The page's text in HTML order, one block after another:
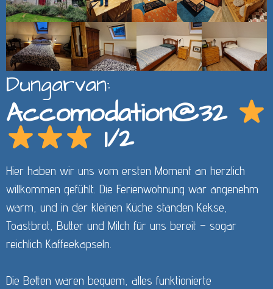
Dungarvan:
Accomodation@32
1/2
Hier haben wir uns vom ersten Moment an herzlich
willkommen gefühlt. Die Ferienwohnung war angenehm
warm, und in der kleinen Küche standen Kekse,
Toastbrot, Butter und Milch für uns bereit – sogar
reichlich Kaffeekapseln.
Die Betten waren bequem, alles funktionierte